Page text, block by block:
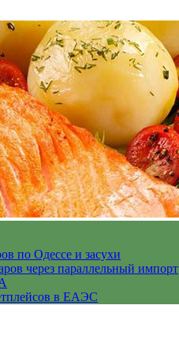
по Одессе и засухи
через параллельный импорт
в ЕАЭС